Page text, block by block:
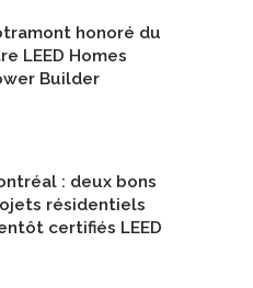
honoré du
LEED Homes
Builder
: deux bons
résidentiels
certifiés LEED